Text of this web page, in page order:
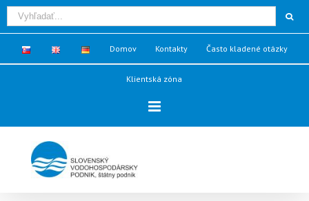
Domov Kontakty Často kladené otázky
Klientská zóna